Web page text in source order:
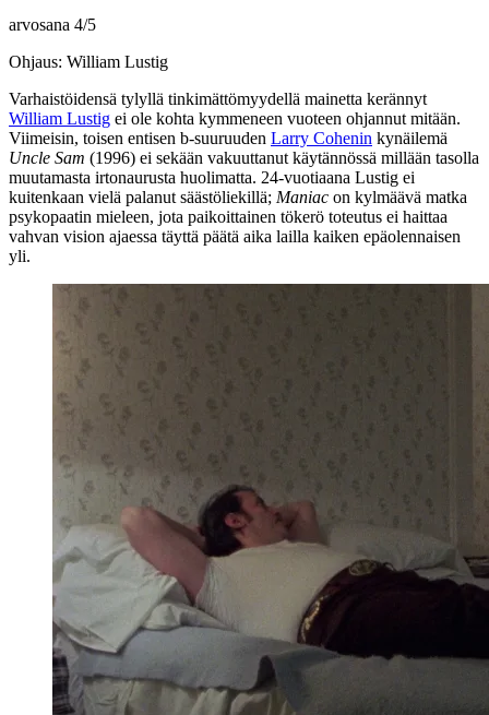
arvosana 4/5
Ohjaus: William Lustig
Varhaistöidensä tylyllä tinkimättömyydellä mainetta kerännyt
William Lustig ei ole kohta kymmeneen vuoteen ohjannut mitään.
Viimeisin, toisen entisen b‑suuruuden Larry Cohenin kynäilemä
Uncle Sam (1996) ei sekään vakuuttanut käytännössä millään tasolla
muutamasta irtonaurusta huolimatta. 24‑vuotiaana Lustig ei
kuitenkaan vielä palanut säästöliekillä; Maniac on kylmäävä matka
psykopaatin mieleen, jota paikoittainen tökerö toteutus ei haittaa
vahvan vision ajaessa täyttä päätä aika lailla kaiken epäolennaisen
yli.